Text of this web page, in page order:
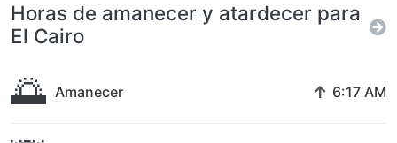
Horas de amanecer y atardecer para
El Cairo
🌅 Amanecer ↑ 6:17 AM